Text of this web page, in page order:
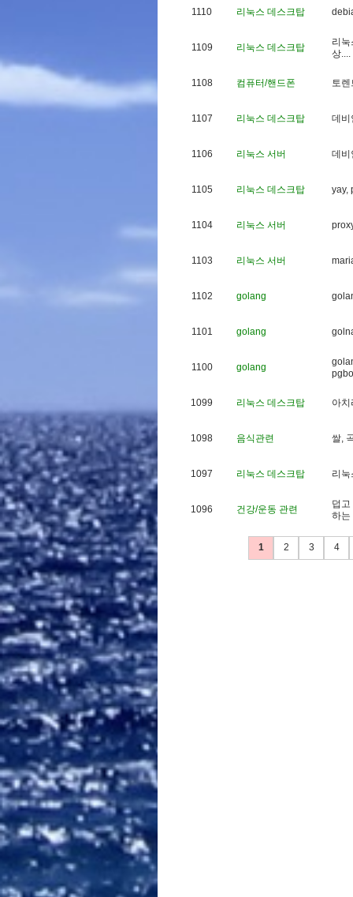
1110 리눅스 데스크탑 debi
1109 리눅스 데스크탑 리 눅
상....
1108 컴퓨터/핸드폰 토렌
1107 리눅스 데스크탑 데 비
1106 리눅스 서버 데 비
1105 리눅스 데스크탑 yay,
1104 리눅스 서버 prox
1103 리눅스 서버 mari
1102 golang go a
1101 golang go n
1100 golang go a
pgbo
1099 리눅스 데스크탑 아치
1098 음식관련 쌀,
1097 리눅스 데스크탑 리 눅
1096 건강/운동 관련 덥 고
하는
1 2 3 4